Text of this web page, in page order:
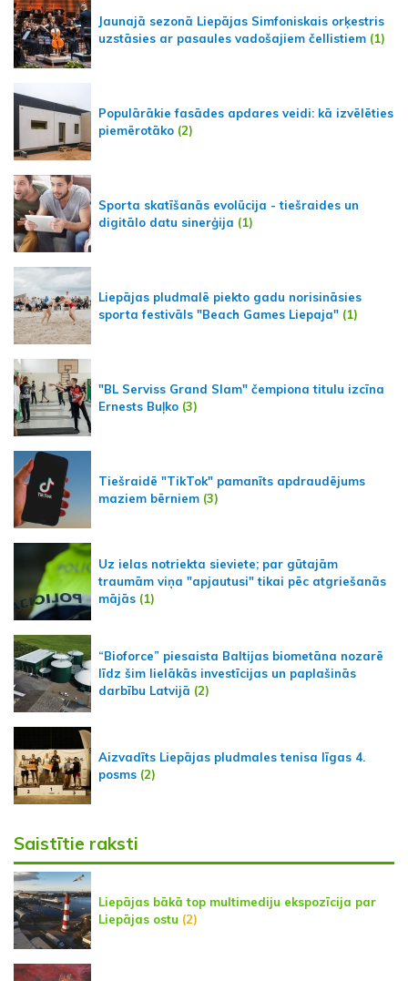
Jaunajā sezonā Liepājas Simfoniskais orķestris
uzstāsies ar pasaules vadošajiem čellistiem (1)
Populārākie fasādes apdares veidi: kā izvēlēties
piemērotāko (2)
Sporta skatīšanās evolūcija - tiešraides un
digitālo datu sinerģija (1)
Liepājas pludmalē piekto gadu norisināsies
sporta festivāls "Beach Games Liepaja" (1)
"BL Serviss Grand Slam" čempiona titulu izcīna
Ernests Buļko (3)
Tiešraidē "TikTok" pamanīts apdraudējums
maziem bērniem (3)
Uz ielas notriekta sieviete; par gūtajām
traumām viņa "apjautusi" tikai pēc atgriešanās
mājās (1)
“Bioforce” piesaista Baltijas biometāna nozarē
līdz šim lielākās investīcijas un paplašinās
darbību Latvijā (2)
Aizvadīts Liepājas pludmales tenisa līgas 4.
posms (2)
Saistītie raksti
Liepājas bākā top multimediju ekspozīcija par
Liepājas ostu (2)